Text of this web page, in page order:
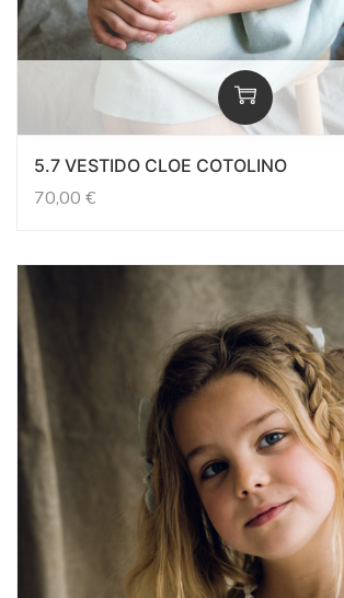
5.7 VESTIDO CLOE COTOLINO
70,00 €